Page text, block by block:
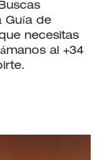
Guía de
necesitas
al +34